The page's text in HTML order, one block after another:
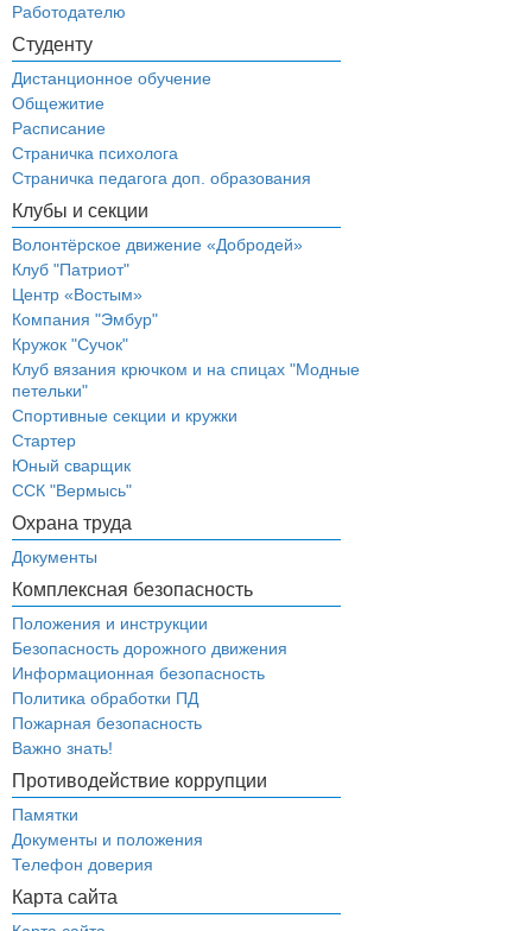
Работодателю
Студенту
Дистанционное обучение
Общежитие
Расписание
Страничка психолога
Страничка педагога доп. образования
Клубы и секции
Волонтёрское движение «Добродей»
Клуб "Патриот"
Центр «Востым»
Компания "Эмбур"
Кружок "Сучок"
Клуб вязания крючком и на спицах "Модные
петельки"
Спортивные секции и кружки
Стартер
Юный сварщик
ССК "Вермысь"
Охрана труда
Документы
Комплексная безопасность
Положения и инструкции
Безопасность дорожного движения
Информационная безопасность
Политика обработки ПД
Пожарная безопасность
Важно знать!
Противодействие коррупции
Памятки
Документы и положения
Телефон доверия
Карта сайта